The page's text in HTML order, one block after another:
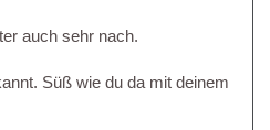
auch sehr nach.
Süß wie du da mit deinem